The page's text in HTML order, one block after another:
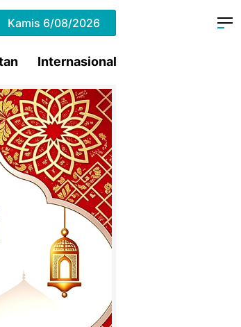
Kamis 6/08/2026
Internasional